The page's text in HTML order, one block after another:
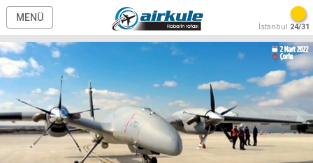
MENÜ
İstanbul 24/31